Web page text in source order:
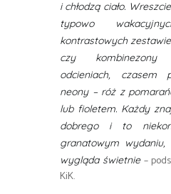
i chłodzą ciało.
typowo
kontrastowych
czy
odcieniach, czasem
neony – róż z
lub fioletem. Każdy
dobrego i to
granatowym
wygląda świetnie–
KiK.